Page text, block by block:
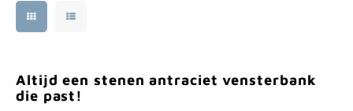
Altijd een stenen antraciet vensterbank
die past!